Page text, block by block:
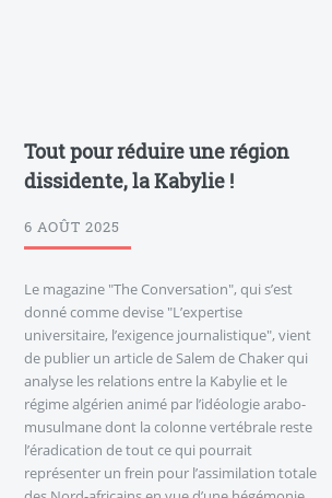
Tout pour réduire une région
dissidente, la Kabylie !
6 AOÛT 2025
Le magazine "The Conversation", qui s’est
donné comme devise "L’expertise
universitaire, l’exigence journalistique", vient
de publier un article de Salem de Chaker qui
analyse les relations entre la Kabylie et le
régime algérien animé par l’idéologie arabo-
musulmane dont la colonne vertébrale reste
l’éradication de tout ce qui pourrait
représenter un frein pour l’assimilation totale